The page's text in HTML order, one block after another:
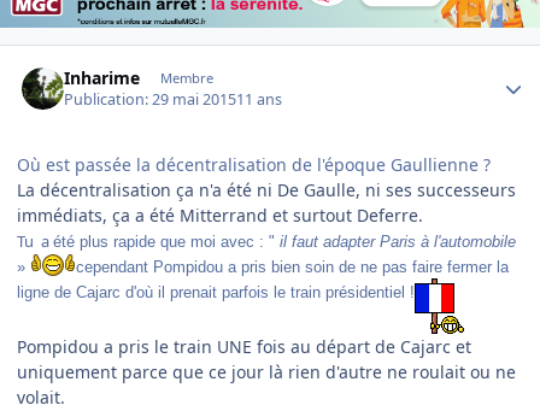
Inharime Membre
Publication:29 mai 201511 ans
Où est passée la décentralisation de l'époque Gaullienne ?
La décentralisation ça n'a été ni De ​Gaulle, ni ses successeurs
immédiats, ça a été Mitterrand et surtout Deferre.
Tu a été plus rapide que moi avec : " il faut adapter Paris à l'automobile
»
cependant Pompidou a pris bien soin de ne pas faire fermer la
ligne de Cajarc d'où il prenait parfois le train présidentiel !
​Pompidou a pris le train UNE fois au départ de Cajarc et
uniquement parce que ce jour là rien d'autre ne roulait ou ne
volait.